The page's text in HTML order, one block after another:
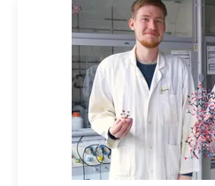
widerruf@lumitos.commit
widerrufen. Zudem ist in jeder E-
Abbestellung des
enthalten.